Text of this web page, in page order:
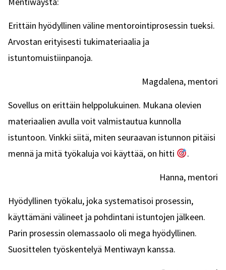
Erittäin hyödyllinen väline mentorointiprosessin tueksi.
Arvostan erityisesti tukimateriaalia ja
istuntomuistiinpanoja.
Magdalena, mentori
Sovellus on erittäin helppolukuinen. Mukana olevien
materiaalien avulla voit valmistautua kunnolla
istuntoon. Vinkki siitä, miten seuraavan istunnon pitäisi
mennä ja mitä työkaluja voi käyttää, on hitti
.
Hanna, mentori
Hyödyllinen työkalu, joka systematisoi prosessin,
käyttämäni välineet ja pohdintani istuntojen jälkeen.
Parin prosessin olemassaolo oli mega hyödyllinen.
Suosittelen työskentelyä Mentiwayn kanssa.